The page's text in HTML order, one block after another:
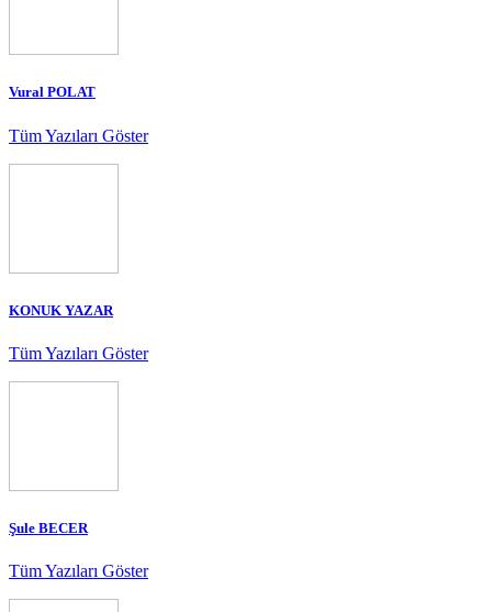
Vural POLAT
Tüm Yazıları Göster
KONUK YAZAR
Tüm Yazıları Göster
Şule BECER
Tüm Yazıları Göster